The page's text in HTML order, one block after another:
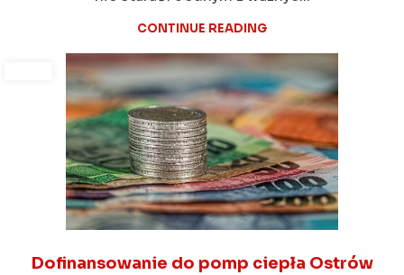
CONTINUE READING
Dofinansowanie do pomp ciepła Ostrów